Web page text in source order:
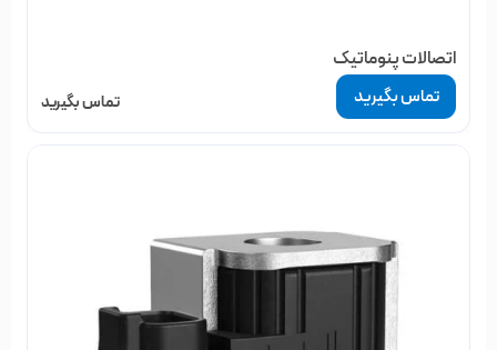
اتصالات پنوماتیک
تماس بگیرید تماس بگیرید